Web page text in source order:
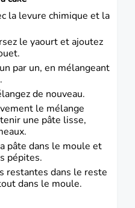
la levure chimique et la
le yaourt et ajoutez
par un, en mélangeant
de nouveau.
le mélange
une pâte lisse,
pâte dans le moule et
pépites.
restantes dans le reste
dans le moule.